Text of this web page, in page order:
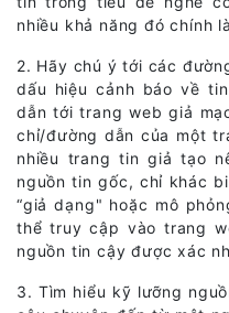
nhiều khả năng đó chính
2. Hãy chú ý tới các
dấu hiệu cảnh báo về
dẫn tới trang web giả
chỉ/đường dẫn của một
nhiều trang tin giả tạo
nguồn tin gốc, chỉ khác
“giả dạng" hoặc mô
thể truy cập vào trang
nguồn tin cậy được xác
3. Tìm hiểu kỹ lưỡng